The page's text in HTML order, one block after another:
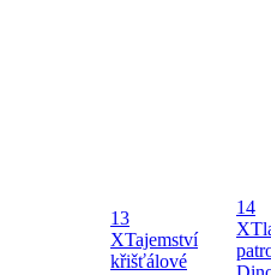
13
XTajemství
křišťálové
14
X